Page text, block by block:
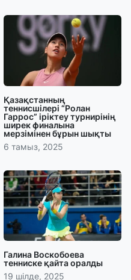
Қазақстанның
теннисшілері “Ролан
Гаррос” іріктеу турнирінің
ширек финалына
мерзімінен бұрын шықты
6 тамыз, 2025
Галина Воскобоева
тенниске қайта оралды
19 шілде, 2025